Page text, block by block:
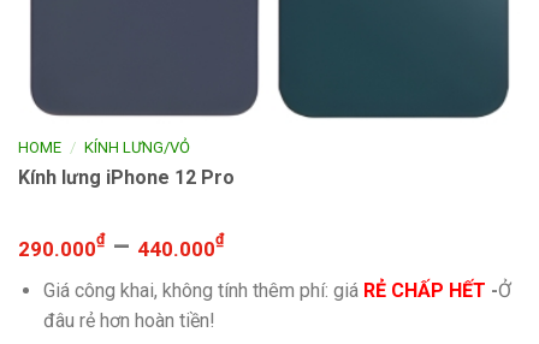
HOME / KÍNH LƯNG/VỎ
Kính lưng iPhone 12 Pro
290.000₫– 440.000₫
Giá công khai, không tính thêm phí: giá RẺ CHẤP HẾT -Ở
đâu rẻ hơn hoàn tiền!